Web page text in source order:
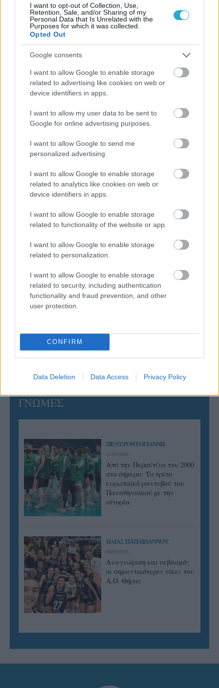
I want to opt-out of Collection, Use,
Retention, Sale, and/or Sharing of my
Personal Data that Is Unrelated with the
Purposes for which it was collected.
Opted Out
Google consents
I want to allow Google to enable storage
related to advertising like cookies on web or
device identifiers in apps.
I want to allow my user data to be sent to
Google for online advertising purposes.
I want to allow Google to send me
personalized advertising.
I want to allow Google to enable storage
related to analytics like cookies on web or
device identifiers in apps.
I want to allow Google to enable storage
related to functionality of the website or app.
I want to allow Google to enable storage
related to personalization.
I want to allow Google to enable storage
related to security, including authentication
functionality and fraud prevention, and other
user protection.
CONFIRM
Data Deletion Data Access Privacy Policy
ΡΟΗ ΕΙΔΗΣΕΩΝ
Δείπνο της ΕΟΠΕ προς τιμήν του Ισίδωρου Κούβελου
παρουσία των Εθνικών ομάδων
07/08/2026
«Αντίο» με ήττα για τις διεθνείς μας στο τουρνουά του
Ουρμπίνο
06/08/2026
Το πάλεψε μέχρι τέλους η Εθνική γυναικών κόντρα
στην Ιταλία Β’
06/08/2026
Πρωτάθλημα τον Δεκέμβριο – Αντιδρούν οι σύλλογοι
06/08/2026
Έτοιμη για… υψηλές πτήσεις η Μπενφίκα του Ψάρρα
με τον «Ιπτάμενο Ολλανδό» Βίλτενμπουργκ
Ισόπαλο το πρωτο φιλικό τεστ της Εθνικής στο
Ουρμπίνο
ΓΝΩΜΕΣ
ΠΕΝΥ ΡΟΝΤΟΓΙΑΝΝΗ
11/03/2026
Από την Περούτζια του 2000
στο σήμερα: Tο τρίτο
ευρωπαϊκό ραντεβού του
Παναθηναϊκού με την
ιστορία
ΗΛΙΑΣ ΠΑΠΑΪΩΑΝΝΟΥ
08/03/2026
Αναγνώριση και σεβασμός
οι σημαντικότερες νίκες του
Α.Ο. Θήρας